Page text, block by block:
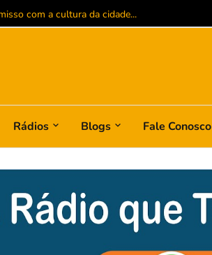
trajetória vitoriosa nas artes marciais...
Rádios Blogs Fale Conosco